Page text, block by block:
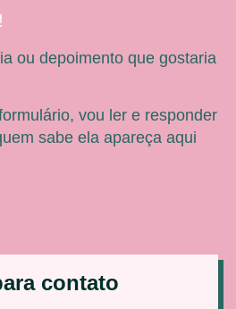
contato
ou depoimento que gostaria
vou ler e responder
sabe ela apareça aqui